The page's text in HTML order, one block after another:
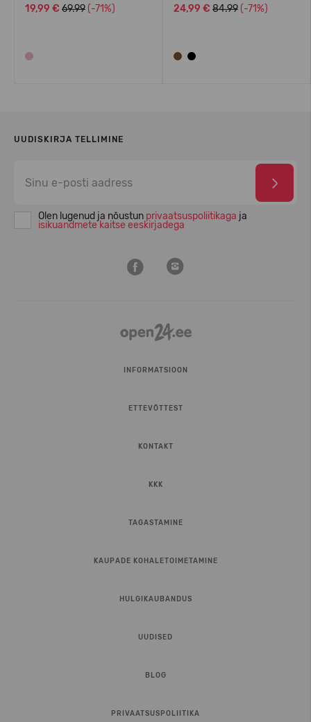
Sneaker
19,99 € 69.99 (-71%)
24,99 € 84.99 (-71%)
UUDISKIRJA TELLIMINE
Olen lugenud ja nõustun privaatsuspoliitikaga ja
isikuandmete kaitse eeskirjadega
INFORMATSIOON
ETTEVÕTTEST
KONTAKT
KKK
TAGASTAMINE
KAUPADE KOHALETOIMETAMINE
HULGIKAUBANDUS
UUDISED
BLOG
PRIVAATSUSPOLIITIKA